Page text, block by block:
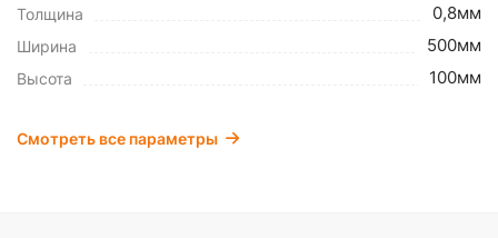
Толщина 0,8мм
Ширина 500мм
Высота 100мм
Смотреть все параметры